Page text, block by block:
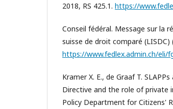
2018, RS 425.1. https://
Conseil fédéral. Message sur la
suisse de droit comparé (LISDC)
https://www.fedlex.admin.ch/eli/
Kramer X. E., de Graaf T.
Directive and the role of private
Policy Department for Citizens'